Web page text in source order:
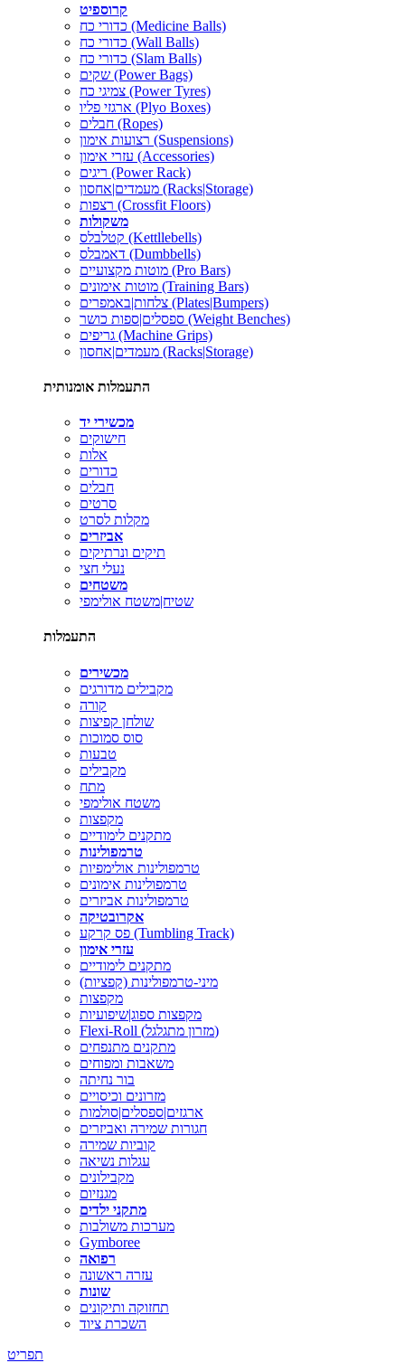
קרוספיט
כדורי כח (Medicine Balls)
כדורי כח (Wall Balls)
כדורי כח (Slam Balls)
שקים (Power Bags)
צמיגי כח (Power Tyres)
ארגזי פליו (Plyo Boxes)
חבלים (Ropes)
רצועות אימון (Suspensions)
עזרי אימון (Accessories)
ריגים (Power Rack)
מעמדים|אחסון (Racks|Storage)
רצפות (Crossfit Floors)
משקולות
קטלבלס (Kettllebells)
דאמבלס (Dumbbells)
מוטות מקצועיים (Pro Bars)
מוטות אימונים (Training Bars)
צלחות|באמפרים (Plates|Bumpers)
ספסלים|ספות כושר (Weight Benches)
גריפים (Machine Grips)
מעמדים|אחסון (Racks|Storage)
התעמלות אומנותית
מכשירי יד
חישוקים
אלות
כדורים
חבלים
סרטים
מקלות לסרט
אביזרים
תיקים ונרתיקים
נעלי חצי
משטחים
שטיח|משטח אולימפי
התעמלות
מכשירים
מקבילים מדורגים
קורה
שולחן קפיצות
סוס סמוכות
טבעות
מקבילים
מתח
משטח אולימפי
מקפצות
מתקנים לימודיים
טרמפולינות
טרמפולינות אולימפיות
טרמפולינות אימונים
טרמפולינות אביזרים
אקרובטיקה
פס קרקע (Tumbling Track)
עזרי אימון
מתקנים לימודיים
מיני-טרמפולינות (קפציות)
מקפצות
מקפצות ספוג|שיפועיות
Flexi-Roll (מזרון מתגלגל)
מתקנים מתנפחים
משאבות ומפוחים
בור נחיתה
מזרונים וכיסויים
ארגזים|ספסלים|סולמות
חגורות שמירה ואביזרים
קוביות שמירה
עגלות נשיאה
מקבילונים
מגנזיום
מתקני ילדים
מערכות משולבות
Gymboree
רפואה
עזרה ראשונה
שונות
תחזוקה ותיקונים
השכרת ציוד
תפריט